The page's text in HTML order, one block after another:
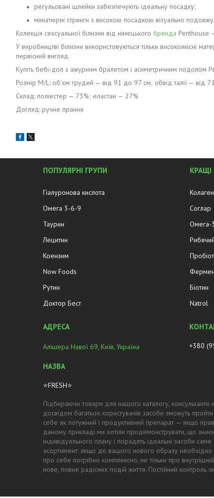
регульовані шлейки забезпечують ідеальну посадку;
мініатюрні стринги з високою посадкою візуально
Колекція сексуальної білизни від німецького бренда Penthouse
У виробництві білизни використовуються тільки високоякісні
первісний вигляд.
Купіть бебі-дол з ажурним бралетом і асиметричним подолом
Розмір М/L: об'єм грудей — від 91 до 97 см; обвід талії — від
Склад: поліестер — 73%; еластан — 27%
Догляд: ручне прання
ПОПУЛЯРНІ ГРУПИ
Гіалуронова кислота
Омега 3-6-9
Таурин
Лецитин
Коензим
Now Foods
Рутин
Доктор Бест
Колаген
Соглар
Омега-3
Біотин
Natrol
Алішера Навої 69, Київ, Україна
⭐FRESH⭐
+380
Підбираючи товари для нашого каталогу, консультанти
досвідом багатьох користувачів засоби зможуть
себе як потужний і продуктивний препарат — якщо
даному прикладі ми хотіли продемонструвати, що
індивідуального плану і порадять ідеальні засоби
асортимент: якщо до вашого нового образу необхідно
про себе потрібно комплексно, не тільки про
нове, повне радісних подій життя. Постійний